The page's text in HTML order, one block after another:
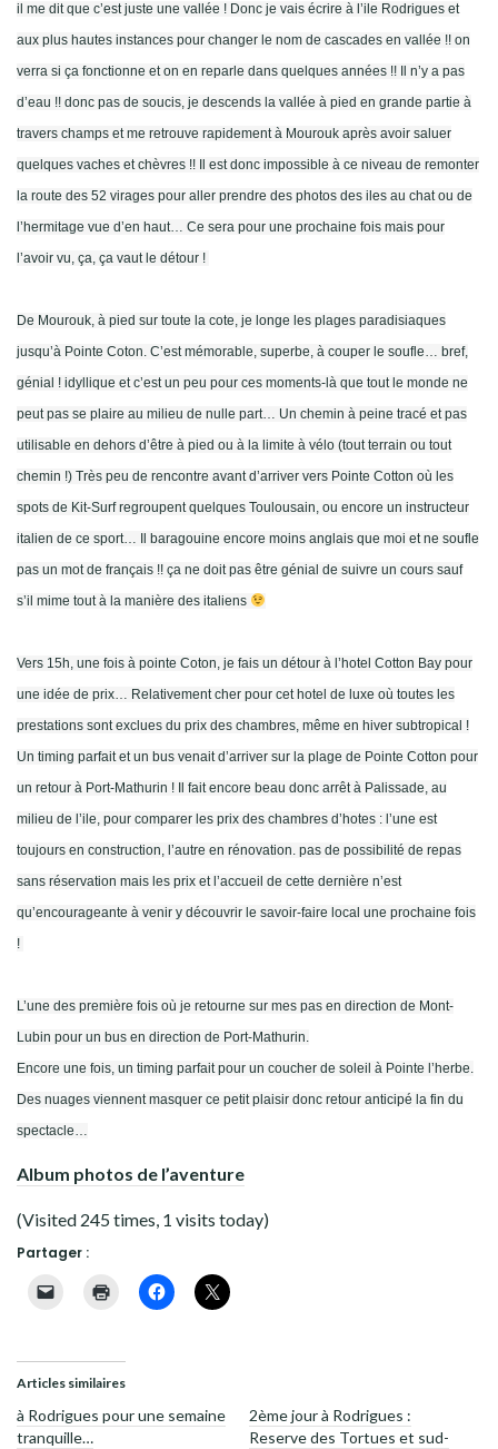
il me dit que c’est juste une vallée ! Donc je vais écrire à l’ile Rodrigues et
aux plus hautes instances pour changer le nom de cascades en vallée !! on
verra si ça fonctionne et on en reparle dans quelques années !! Il n’y a pas
d’eau !! donc pas de soucis, je descends la vallée à pied en grande partie à
travers champs et me retrouve rapidement à Mourouk après avoir saluer
quelques vaches et chèvres !! Il est donc impossible à ce niveau de remonter
la route des 52 virages pour aller prendre des photos des iles au chat ou de
l’hermitage vue d’en haut… Ce sera pour une prochaine fois mais pour
l’avoir vu, ça, ça vaut le détour !
De Mourouk, à pied sur toute la cote, je longe les plages paradisiaques
jusqu’à Pointe Coton. C’est mémorable, superbe, à couper le soufle… bref,
génial ! idyllique et c’est un peu pour ces moments-là que tout le monde ne
peut pas se plaire au milieu de nulle part… Un chemin à peine tracé et pas
utilisable en dehors d’être à pied ou à la limite à vélo (tout terrain ou tout
chemin !) Très peu de rencontre avant d’arriver vers Pointe Cotton où les
spots de Kit-Surf regroupent quelques Toulousain, ou encore un instructeur
italien de ce sport… Il baragouine encore moins anglais que moi et ne soufle
pas un mot de français !! ça ne doit pas être génial de suivre un cours sauf
s’il mime tout à la manière des italiens
Vers 15h, une fois à pointe Coton, je fais un détour à l’hotel Cotton Bay pour
une idée de prix… Relativement cher pour cet hotel de luxe où toutes les
prestations sont exclues du prix des chambres, même en hiver subtropical !
Un timing parfait et un bus venait d’arriver sur la plage de Pointe Cotton pour
un retour à Port-Mathurin ! Il fait encore beau donc arrêt à Palissade, au
milieu de l’ile, pour comparer les prix des chambres d’hotes : l’une est
toujours en construction, l’autre en rénovation. pas de possibilité de repas
sans réservation mais les prix et l’accueil de cette dernière n’est
qu’encourageante à venir y découvrir le savoir-faire local une prochaine fois
!
L’une des première fois où je retourne sur mes pas en direction de Mont-
Lubin pour un bus en direction de Port-Mathurin.
Encore une fois, un timing parfait pour un coucher de soleil à Pointe l’herbe.
Des nuages viennent masquer ce petit plaisir donc retour anticipé la fin du
spectacle…
Album photos de l’aventure
(Visited 245 times, 1 visits today)
Partager :
Articles similaires
à Rodrigues pour une semaine
tranquille…
2ème jour à Rodrigues :
Reserve des Tortues et sud-